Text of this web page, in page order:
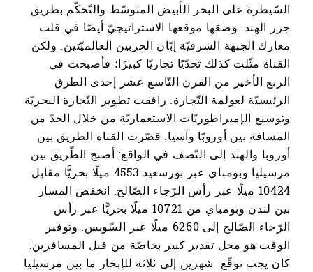
السّيطرة على البحر الأبيض المتوسّط ​​والتّحكّم بطريق
جزر الهند. وَضعَها موقعها الاستراتيجيّ أيضًا في قلب
معارك الجبهة الشرقيّة إبّان الحربين العالميّتين. ولكن
القناة مثّلت كذلك تحدّيًا تجاريّا كبيرًا؛ فأصبحت في
الربع الأخير من القرن التّاسع عشر إحدى الطرق
الرئيسيّة لعولمة التّجارة. رافقت تطوير التّجارة البحريّة
وتوسيع الإمبراطوريّات الاستعماريّة من خلال الحدّ من
المسافة بين أوروبّا وآسيا. قصّرت القناة الطريق بين
أوروبا والهند إلى النّصف في الواقع: أصبح الطّريق بين
مرسيليا وبومباي عبر بورسعيد 4553 ميلًا بحريًّا مقابل
10424 ميلًا عبر رأس الرّجاء الصّالح. انخفض المسار
بين لندن وبومباي من 10721 ميلًا بحريًّا عبر رأس
الرّجاء الصّالح إلى 6260 ميلًا عبر السّويس. وتوفير
الوقت هو محل تقدير كبير بخاصّة من قبل المسافرين:
كان يجب توقّع شهرين إلى ثلاثة للإبحار ما بين مرسيليا